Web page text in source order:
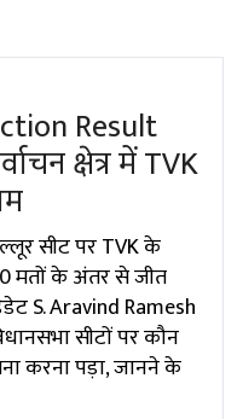
Result
क्षेत्र में TVK
सीट पर TVK के
मतों के अंतर से जीत
S. Aravind Ramesh
सीटों पर कौन
करना पड़ा, जानने के